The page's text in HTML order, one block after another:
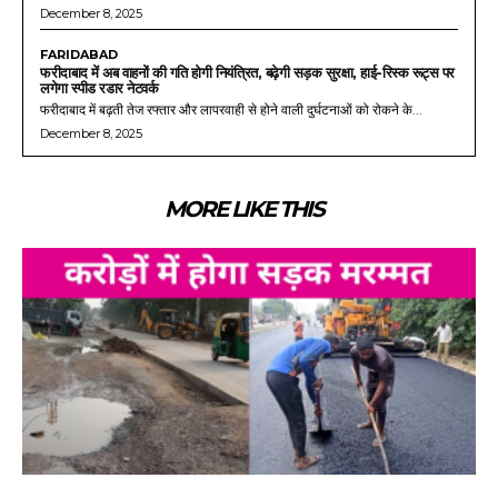
December 8, 2025
FARIDABAD
फरीदाबाद में अब वाहनों की गति होगी नियंत्रित, बढ़ेगी सड़क सुरक्षा, हाई-रिस्क रूट्स पर
लगेगा स्पीड रडार नेटवर्क
फरीदाबाद में बढ़ती तेज रफ्तार और लापरवाही से होने वाली दुर्घटनाओं को रोकने के...
December 8, 2025
MORE LIKE THIS